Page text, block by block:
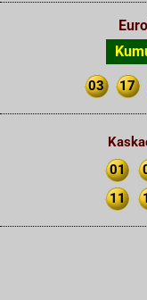
03 17
01
11